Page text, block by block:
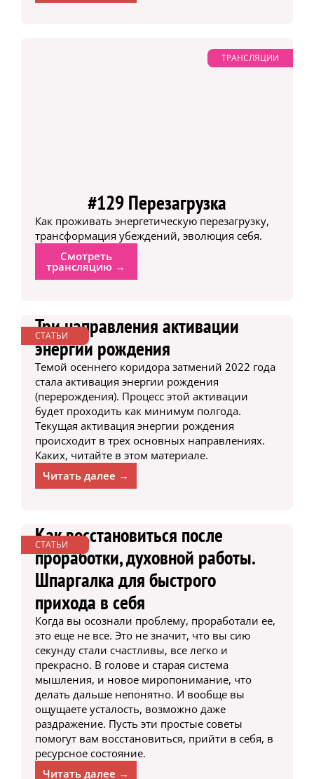
ТРАНСЛЯЦИИ
#129 Перезагрузка
Как проживать энергетическую перезагрузку,
трансформация убеждений, эволюция себя.
Смотреть
трансляцию →
СТАТЬИ
Три направления активации
энергии рождения
Темой осеннего коридора затмений 2022 года
стала активация энергии рождения
(перерождения). Процесс этой активации
будет проходить как минимум полгода.
Текущая активация энергии рождения
происходит в трех основных направлениях.
Каких, читайте в этом материале.
Читать далее →
СТАТЬИ
Как восстановиться после
проработки, духовной работы.
Шпаргалка для быстрого
прихода в себя
Когда вы осознали проблему, проработали ее,
это еще не все. Это не значит, что вы сию
секунду стали счастливы, все легко и
прекрасно. В голове и старая система
мышления, и новое миропонимание, что
делать дальше непонятно. И вообще вы
ощущаете усталость, возможно даже
раздражение. Пусть эти простые советы
помогут вам восстановиться, прийти в себя, в
ресурсное состояние.
Читать далее →